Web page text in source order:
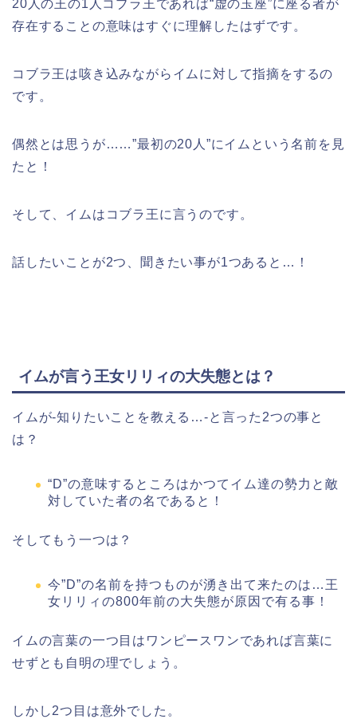
20人の王の1人コブラ王であれば“虚の玉座”に座る者が
存在することの意味はすぐに理解したはずです。
コブラ王は咳き込みながらイムに対して指摘をするの
です。
偶然とは思うが……”最初の20人”にイムという名前を見
たと！
そして、イムはコブラ王に言うのです。
話したいことが2つ、聞きたい事が1つあると…！
イムが言う王女リリィの大失態とは？
イムが-知りたいことを教える…-と言った2つの事と
は？
“D”の意味するところはかつてイム達の勢力と敵
対していた者の名であると！
そしてもう一つは？
今”D”の名前を持つものが湧き出て来たのは…王
女リリィの800年前の大失態が原因で有る事！
イムの言葉の一つ目はワンピースワンであれば言葉に
せずとも自明の理でしょう。
しかし2つ目は意外でした。